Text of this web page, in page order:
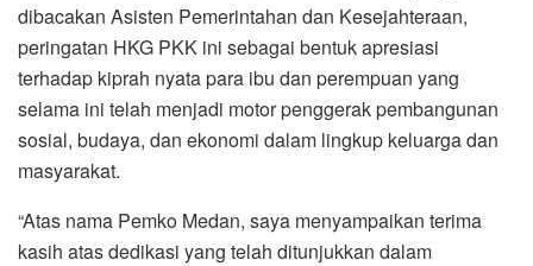
dibacakan Asisten Pemerintahan dan Kesejahteraan,
peringatan HKG PKK ini sebagai bentuk apresiasi
terhadap kiprah nyata para ibu dan perempuan yang
selama ini telah menjadi motor penggerak pembangunan
sosial, budaya, dan ekonomi dalam lingkup keluarga dan
masyarakat.
“Atas nama Pemko Medan, saya menyampaikan terima
kasih atas dedikasi yang telah ditunjukkan dalam